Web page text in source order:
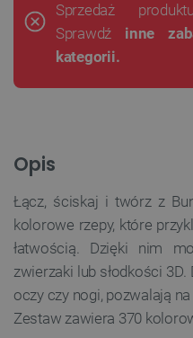
Sprzedaż
Sprawdź inne
kategorii.
Opis
Łącz, ściskaj i twórz z
kolorowe rzepy, które
łatwością. Dzięki nim
zwierzaki lub słodkości
oczy czy nogi, pozwalają
Zestaw zawiera 370